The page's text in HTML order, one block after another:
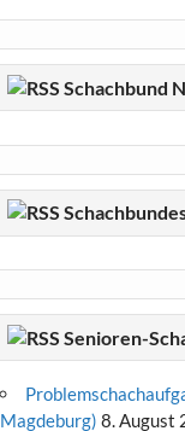
Schachbund
Senioren-
Magdeburg) 8. August